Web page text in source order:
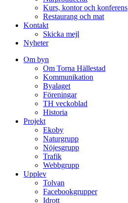
Kurs, kontor och konferens
Restaurang och mat
Kontakt
Skicka mejl
Nyheter
Om byn
Om Torna Hällestad
Kommunikation
Byalaget
Föreningar
TH veckoblad
Historia
Projekt
Ekoby
Naturgrupp
Nöjesgrupp
Trafik
Webbgrupp
Upplev
Tolvan
Facebookgrupper
Idrott